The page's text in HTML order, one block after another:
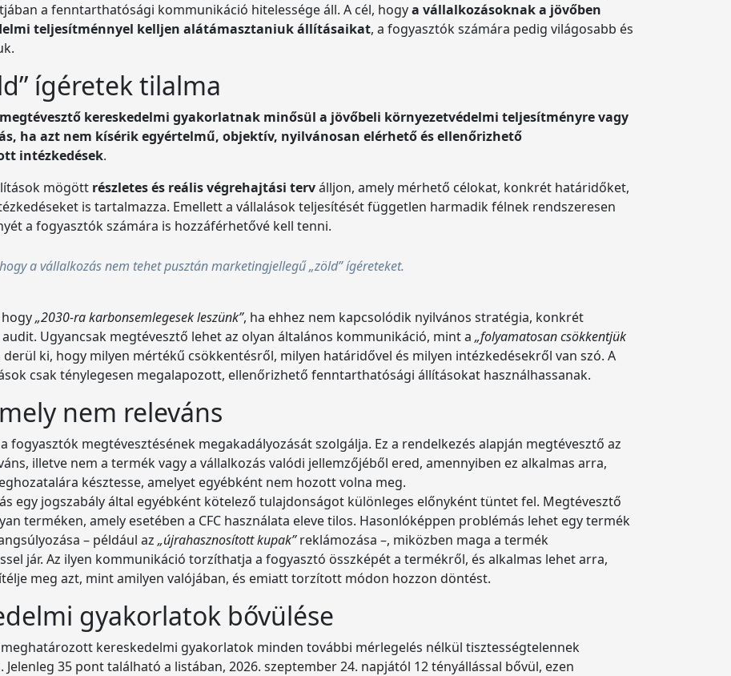
a fenntarthatósági kommunikáció hitelessége áll. A cél, hogya vállalkozásoknak a jövőben
teljesítménnyel kelljen alátámasztaniuk állításaikat, a fogyasztók számára pedig világosabb és
ígéretek tilalma
megtévesztő kereskedelmi gyakorlatnak minősül a jövőbeli környezetvédelmi teljesítményre vagy
ha azt nem kísérik egyértelmű, objektív, nyilvánosan elérhető és ellenőrizhető
intézkedések.
mögött részletes és reális végrehajtási terválljon, amely mérhető célokat, konkrét határidőket,
is tartalmazza. Emellett a vállalások teljesítését független harmadik félnek rendszeresen
a fogyasztók számára is hozzáférhetővé kell tenni.
a vállalkozás nem tehet pusztán marketingjellegű „zöld” ígéreteket.
„2030-ra karbonsemlegesek leszünk”, ha ehhez nem kapcsolódik nyilvános stratégia, konkrét
Ugyancsak megtévesztő lehet az olyan általános kommunikáció, mint a „folyamatosan csökkentjük
ki, hogy milyen mértékű csökkentésről, milyen határidővel és milyen intézkedésekről van szó. A
csak ténylegesen megalapozott, ellenőrizhető fenntarthatósági állításokat használhassanak.
nem releváns
fogyasztók megtévesztésének megakadályozását szolgálja. Ez a rendelkezés alapján megtévesztő az
illetve nem a termék vagy a vállalkozás valódi jellemzőjéből ered, amennyiben ez alkalmas arra,
késztesse, amelyet egyébként nem hozott volna meg.
egy jogszabály által egyébként kötelező tulajdonságot különleges előnyként tüntet fel. Megtévesztő
terméken, amely esetében a CFC használata eleve tilos. Hasonlóképpen problémás lehet egy termék
– például az „újrahasznosított kupak”reklámozása –, miközben maga a termék
jár. Az ilyen kommunikáció torzíthatja a fogyasztó összképét a termékről, és alkalmas lehet arra,
meg azt, mint amilyen valójában, és emiatt torzított módon hozzon döntést.
gyakorlatok bővülése
kereskedelmi gyakorlatok minden további mérlegelés nélkül tisztességtelennek
35 pont található a listában, 2026. szeptember 24. napjától 12 tényállással bővül, ezen